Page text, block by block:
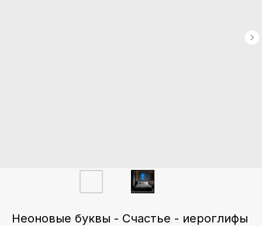
Неоновые буквы - Счастье - иероглифы